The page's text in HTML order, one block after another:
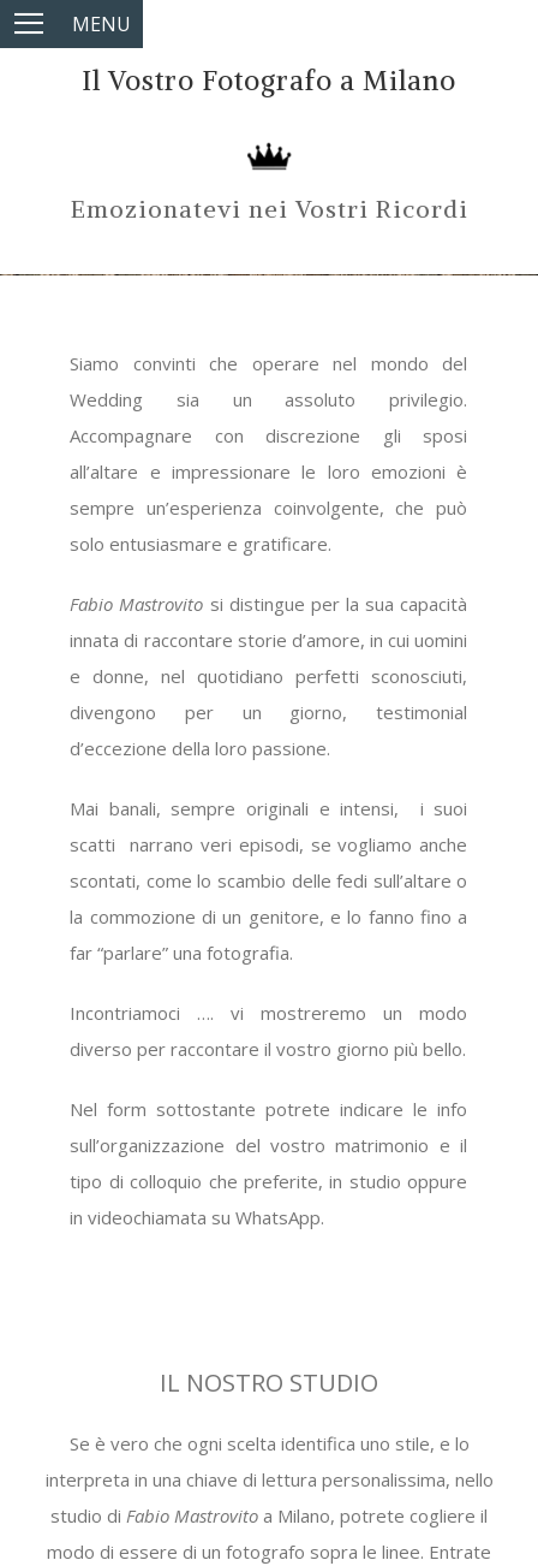
MENU
Il Vostro Fotografo a Milano
Emozionatevi nei Vostri Ricordi
Siamo convinti che operare nel mondo del
Wedding sia un assoluto privilegio.
Accompagnare con discrezione gli sposi
all’altare e impressionare le loro emozioni è
sempre un’esperienza coinvolgente, che può
solo entusiasmare e gratificare.
Fabio Mastrovito si distingue per la sua capacità
innata di raccontare storie d’amore, in cui uomini
e donne, nel quotidiano perfetti sconosciuti,
divengono per un giorno, testimonial
d’eccezione della loro passione.
Mai banali, sempre originali e intensi, i suoi
scatti narrano veri episodi, se vogliamo anche
scontati, come lo scambio delle fedi sull’altare o
la commozione di un genitore, e lo fanno fino a
far “parlare” una fotografia.
Incontriamoci …. vi mostreremo un modo
diverso per raccontare il vostro giorno più bello.
Nel form sottostante potrete indicare le info
sull’organizzazione del vostro matrimonio e il
tipo di colloquio che preferite, in studio oppure
in videochiamata su WhatsApp.
IL NOSTRO STUDIO
Se è vero che ogni scelta identifica uno stile, e lo
interpreta in una chiave di lettura personalissima, nello
studio di Fabio Mastrovito a Milano, potrete cogliere il
modo di essere di un fotografo sopra le linee. Entrate